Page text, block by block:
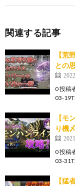
関連する記事
【荒
との
0 投稿
03-
【モ
り機
0 投稿
03-
【猛